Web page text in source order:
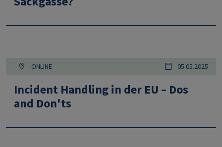
ONLINE 05.05.2025
Incident Handling in der EU – Dos
and Don'ts